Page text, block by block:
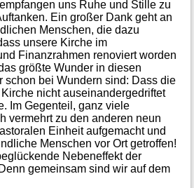
uns Ruhe und Stille zu
Ein großer Dank geht an
Menschen, die dazu
unsere Kirche im
Finanzrahmen renoviert worden
größte Wunder in diesen
schon bei Wundern sind: Dass die
nicht auseinandergedriftet
Im Gegenteil, ganz viele
vermehrt zu den anderen neun
Einheit aufgemacht und
Menschen vor Ort getroffen!
Nebeneffekt der
gemeinsam sind wir auf dem